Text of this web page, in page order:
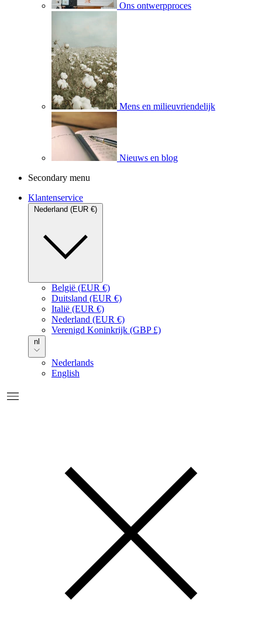
Ons ontwerpproces
Mens en milieuvriendelijk
Nieuws en blog
Secondary menu
Klantenservice
Nederland (EUR €)
België (EUR €)
Duitsland (EUR €)
Italië (EUR €)
Nederland (EUR €)
Verenigd Koninkrijk (GBP £)
nl
Nederlands
English